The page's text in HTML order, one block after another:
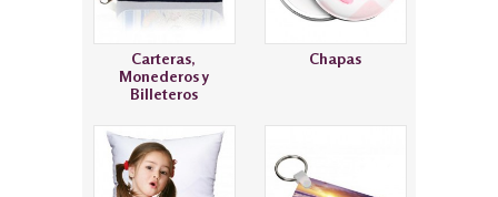
Carteras,
Monederos y
Billeteros
Chapas